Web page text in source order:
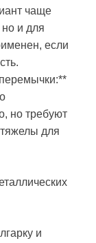
чаще
и для
если
но требуют
для
и